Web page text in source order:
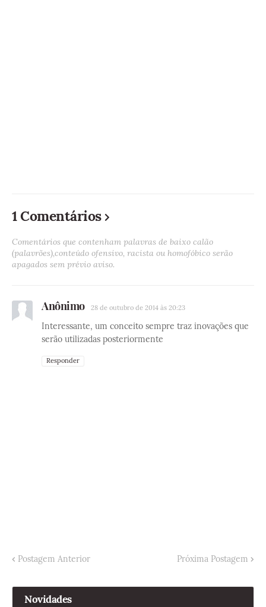
1 Comentários
Comentários que contenham palavras de baixo calão
(palavrões),conteúdo ofensivo, racista ou homofóbico serão
apagados sem prévio aviso.
Anônimo 28 de outubro de 2014 às 20:23
Interessante, um conceito sempre traz inovações que
serão utilizadas posteriormente
Responder
Postagem Anterior Próxima Postagem
Novidades